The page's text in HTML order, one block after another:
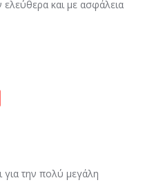
και με ασφάλεια
για την πολύ μεγάλη